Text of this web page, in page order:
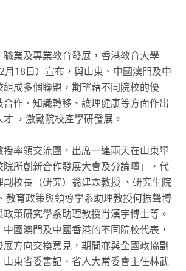
業及專業教育發展，香港教育大學
月18日）宣布，與山東、中國澳門及中
組成多個聯盟，期望藉不同院校的優
作、知識轉移、護理健康等方面作出
，激勵院校產學研發展。
率領交流團，出席一連兩天在山東舉
所創新合作發展大會及分論壇」，代
校長（研究）翁建霖教授 、研究生院
教育政策與領導學系助理教授何振聲博
策研究學系助理教授肖漢宇博士等。
國澳門及中國香港的不同院校代表，
方向交換意見，期間亦與全國政協副
山東省委書記、省人大常委會主任林武